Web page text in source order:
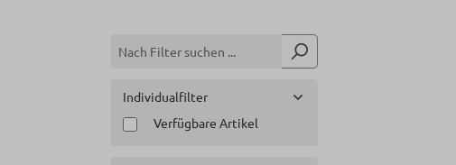
Individualfilter
Verfügbare Artikel